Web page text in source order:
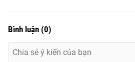
Bình luận (0)